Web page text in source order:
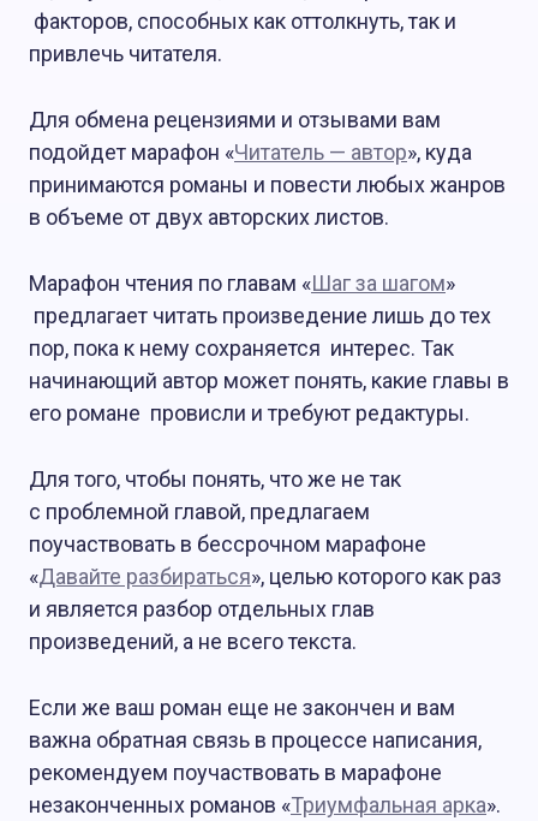
факторов, способных как оттолкнуть, так и
привлечь читателя.
Для обмена рецензиями и отзывами вам
подойдет марафон «Читатель — автор», куда
принимаются романы и повести любых жанров
в объеме от двух авторских листов.
Марафон чтения по главам «Шаг за шагом»
предлагает читать произведение лишь до тех
пор, пока к нему сохраняется интерес. Так
начинающий автор может понять, какие главы в
его романе провисли и требуют редактуры.
Для того, чтобы понять, что же не так
с проблемной главой, предлагаем
поучаствовать в бессрочном марафоне
«Давайте разбираться», целью которого как раз
и является разбор отдельных глав
произведений, а не всего текста.
Если же ваш роман еще не закончен и вам
важна обратная связь в процессе написания,
рекомендуем поучаствовать в марафоне
незаконченных романов «Триумфальная арка».